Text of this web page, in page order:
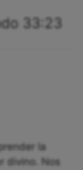
33:23
la
divino. Nos